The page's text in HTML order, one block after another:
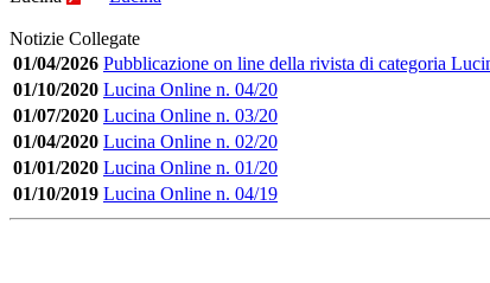
Notizie Collegate
01/04/2026 Pubblicazione on line della rivista di categoria
01/10/2020 Lucina Online n. 04/20
01/07/2020 Lucina Online n. 03/20
01/04/2020 Lucina Online n. 02/20
01/01/2020 Lucina Online n. 01/20
01/10/2019 Lucina Online n. 04/19